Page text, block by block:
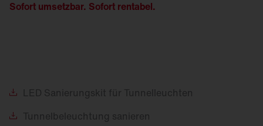
Sofort umsetzbar. Sofort rentabel.
LED Sanierungskit für Tunnelleuchten
Tunnelbeleuchtung sanieren